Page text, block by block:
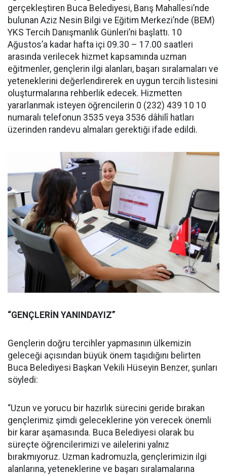
gerçekleştiren Buca Belediyesi, Barış Mahallesi’nde
bulunan Aziz Nesin Bilgi ve Eğitim Merkezi’nde (BEM)
YKS Tercih Danışmanlık Günleri’ni başlattı. 10
Ağustos’a kadar hafta içi 09.30 – 17.00 saatleri
arasında verilecek hizmet kapsamında uzman
eğitmenler, gençlerin ilgi alanları, başarı sıralamaları ve
yeteneklerini değerlendirerek en uygun tercih listesini
oluşturmalarına rehberlik edecek. Hizmetten
yararlanmak isteyen öğrencilerin 0 (232) 439 10 10
numaralı telefonun 3535 veya 3536 dâhilî hatları
üzerinden randevu almaları gerektiği ifade edildi.
“GENÇLERİN YANINDAYIZ”
Gençlerin doğru tercihler yapmasının ülkemizin
geleceği açısından büyük önem taşıdığını belirten
Buca Belediyesi Başkan Vekili Hüseyin Benzer, şunları
söyledi:
“Uzun ve yorucu bir hazırlık sürecini geride bırakan
gençlerimiz şimdi geleceklerine yön verecek önemli
bir karar aşamasında. Buca Belediyesi olarak bu
süreçte öğrencilerimizi ve ailelerini yalnız
bırakmıyoruz. Uzman kadromuzla, gençlerimizin ilgi
alanlarına, yeteneklerine ve başarı sıralamalarına